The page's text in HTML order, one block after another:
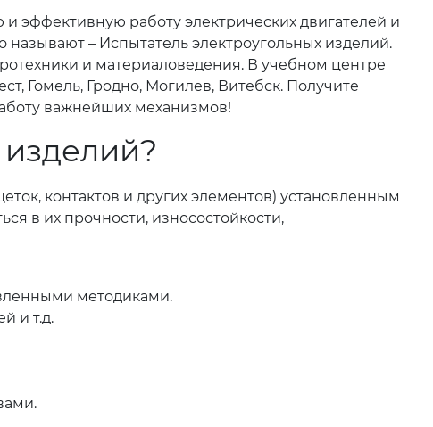
работу электрических двигателей и
называют – Испытатель электроугольных изделий.
и материаловедения. В учебном центре
Гомель, Гродно, Могилев, Витебск. Получите
важнейших механизмов!
контактов и других элементов) установленным
в их прочности, износостойкости,
методиками.
и т.д.